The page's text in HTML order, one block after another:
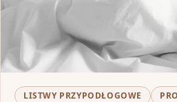
LISTWY PRZYPODŁOGOWE